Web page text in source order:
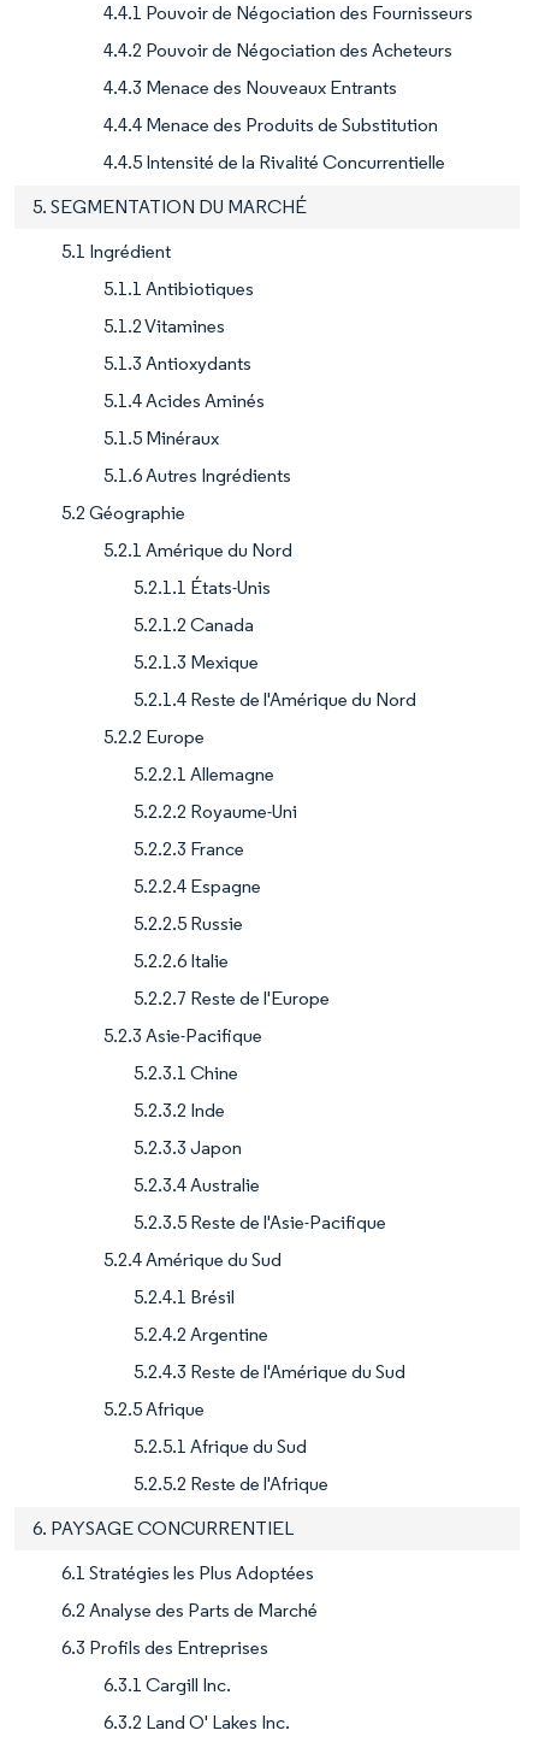
4.4.1 Pouvoir de Négociation des Fournisseurs
4.4.2 Pouvoir de Négociation des Acheteurs
4.4.3 Menace des Nouveaux Entrants
4.4.4 Menace des Produits de Substitution
4.4.5 Intensité de la Rivalité Concurrentielle
5. SEGMENTATION DU MARCHÉ
5.1 Ingrédient
5.1.1 Antibiotiques
5.1.2 Vitamines
5.1.3 Antioxydants
5.1.4 Acides Aminés
5.1.5 Minéraux
5.1.6 Autres Ingrédients
5.2 Géographie
5.2.1 Amérique du Nord
5.2.1.1 États-Unis
5.2.1.2 Canada
5.2.1.3 Mexique
5.2.1.4 Reste de l'Amérique du Nord
5.2.2 Europe
5.2.2.1 Allemagne
5.2.2.2 Royaume-Uni
5.2.2.3 France
5.2.2.4 Espagne
5.2.2.5 Russie
5.2.2.6 Italie
5.2.2.7 Reste de l'Europe
5.2.3 Asie-Pacifique
5.2.3.1 Chine
5.2.3.2 Inde
5.2.3.3 Japon
5.2.3.4 Australie
5.2.3.5 Reste de l'Asie-Pacifique
5.2.4 Amérique du Sud
5.2.4.1 Brésil
5.2.4.2 Argentine
5.2.4.3 Reste de l'Amérique du Sud
5.2.5 Afrique
5.2.5.1 Afrique du Sud
5.2.5.2 Reste de l'Afrique
6. PAYSAGE CONCURRENTIEL
6.1 Stratégies les Plus Adoptées
6.2 Analyse des Parts de Marché
6.3 Profils des Entreprises
6.3.1 Cargill Inc.
6.3.2 Land O' Lakes Inc.